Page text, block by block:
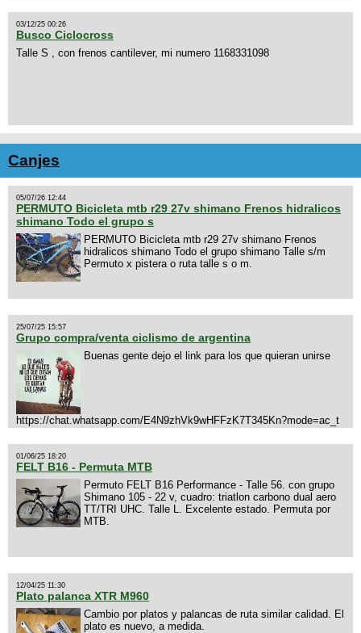
03/12/25 00:26
Busco Ciclocross
Talle S , con frenos cantilever, mi numero 1168331098
Canjes
05/07/26 12:44
PERMUTO Bicicleta mtb r29 27v shimano Frenos hidralicos
shimano Todo el grupo s
PERMUTO Bicicleta mtb r29 27v shimano Frenos
hidralicos shimano Todo el grupo shimano Talle s/m
Permuto x pistera o ruta talle s o m.
25/07/25 15:57
Grupo compra/venta ciclismo de argentina
Buenas gente dejo el link para los que quieran unirse
https://chat.whatsapp.com/E4N9zhVk9wHFFzK7T345Kn?mode=ac_t
01/06/25 18:20
FELT B16 - Permuta MTB
Permuto FELT B16 Performance - Talle 56. con grupo
Shimano 105 - 22 v, cuadro: triatlon carbono dual aero
TT/TRI UHC. Talle L. Excelente estado. Permuta por
MTB.
12/04/25 11:30
Plato palanca XTR M960
Cambio por platos y palancas de ruta similar calidad. El
plato es nuevo, a medida.